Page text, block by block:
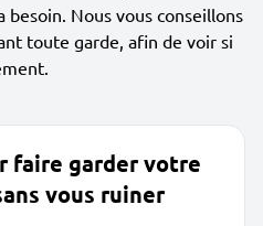
Nous vous conseillons
toute garde, afin de voir si
faire garder votre
vous ruiner